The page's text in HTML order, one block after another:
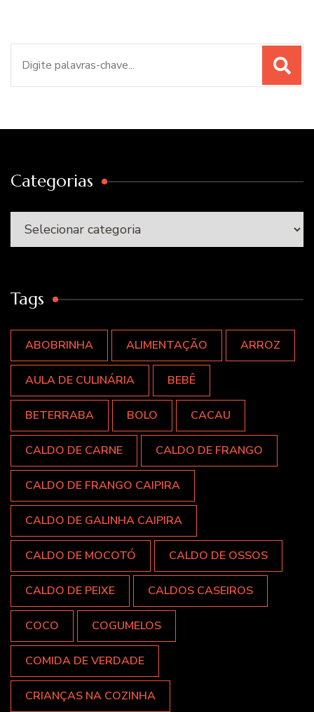
Categorias
Categorias
Tags
ABOBRINHA ALIMENTAÇÃO ARROZ
AULA DE CULINÁRIA BEBÊ
BETERRABA BOLO CACAU
CALDO DE CARNE CALDO DE FRANGO
CALDO DE FRANGO CAIPIRA
CALDO DE GALINHA CAIPIRA
CALDO DE MOCOTÓ CALDO DE OSSOS
CALDO DE PEIXE CALDOS CASEIROS
COCO COGUMELOS
COMIDA DE VERDADE
CRIANÇAS NA COZINHA